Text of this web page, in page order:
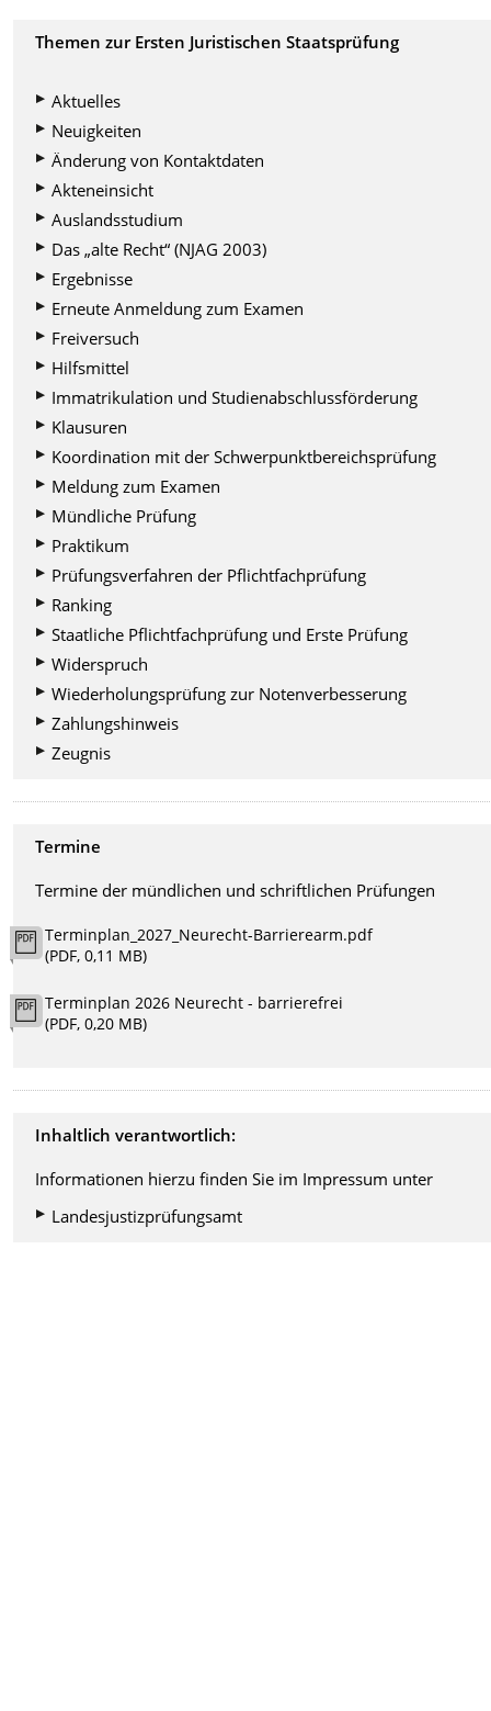
Themen zur Ersten Juristischen Staatsprüfung
Aktuelles
Neuigkeiten
Änderung von Kontaktdaten
Akteneinsicht
Auslandsstudium
Das „alte Recht“ (NJAG 2003)
Ergebnisse
Erneute Anmeldung zum Examen
Freiversuch
Hilfsmittel
Immatrikulation und Studienabschlussförderung
Klausuren
Koordination mit der Schwerpunktbereichsprüfung
Meldung zum Examen
Mündliche Prüfung
Praktikum
Prüfungsverfahren der Pflichtfachprüfung
Ranking
Staatliche Pflichtfachprüfung und Erste Prüfung
Widerspruch
Wiederholungsprüfung zur Notenverbesserung
Zahlungshinweis
Zeugnis
Termine
Termine der mündlichen und schriftlichen Prüfungen
Terminplan_2027_Neurecht-Barrierearm.pdf
(PDF, 0,11 MB)
Terminplan 2026 Neurecht - barrierefrei
(PDF, 0,20 MB)
Inhaltlich verantwortlich:
Informationen hierzu finden Sie im Impressum unter
Landesjustizprüfungsamt